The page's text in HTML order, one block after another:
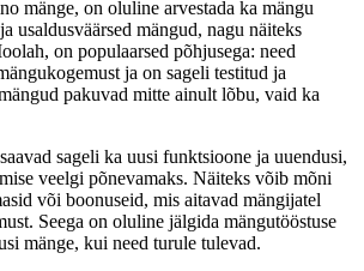
mänge, on oluline arvestada ka mängu
usaldusväärsed mängud, nagu näiteks
on populaarsed põhjusega: need
ja on sageli testitud ja
pakuvad mitte ainult lõbu, vaid ka
sageli ka uusi funktsioone ja uuendusi,
veelgi põnevamaks. Näiteks võib mõni
või boonuseid, mis aitavad mängijatel
Seega on oluline jälgida mängutööstuse
mänge, kui need turule tulevad.